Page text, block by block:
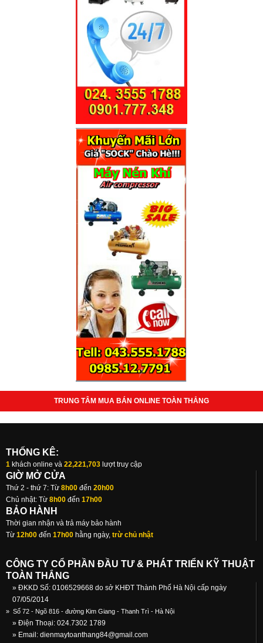
TRUNG TÂM MUA BÁN ONLINE TOÀN THẮNG
THỐNG KÊ:
1 khách online và 22,221,703 lượt truy cập
GIỜ MỞ CỬA
Thứ 2 - thứ 7: Từ 8h00 đến 20h00
Chủ nhật: Từ 8h00 đến 17h00
BẢO HÀNH
Thời gian nhận và trả máy bảo hành
Từ 12h00 đến 17h00 hằng ngày, trừ chủ nhật
CÔNG TY CỔ PHẦN ĐẦU TƯ & PHÁT TRIỂN KỸ THUẬT
TOÀN THẮNG
» ĐKKD Số: 0106529668 do sở KHĐT Thành Phố Hà Nội cấp ngày
07/05/2014
» Số 72 - Ngõ 816 - đường Kim Giang - Thanh Trì - Hà Nội
» Điện Thoại: 024.7302 1789
» Email: dienmaytoanthang84@gmail.com